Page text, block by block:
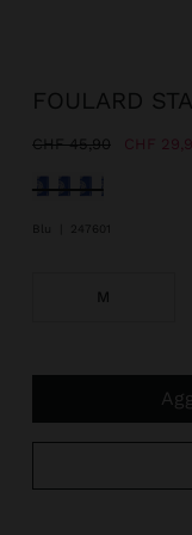
FOULARD
Prezzo Ridotto Da
CHF 45,90A CHF
Selezionato
Blu 247601
M